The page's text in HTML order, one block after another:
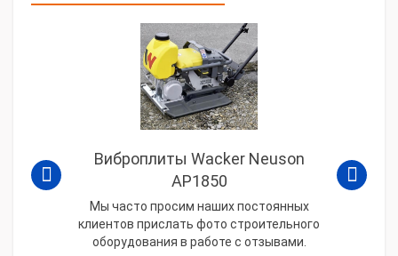
Виброплиты Wacker Neuson
AP1850
Мы часто просим наших постоянных
клиентов прислать фото строительного
оборудования в работе с отзывами.